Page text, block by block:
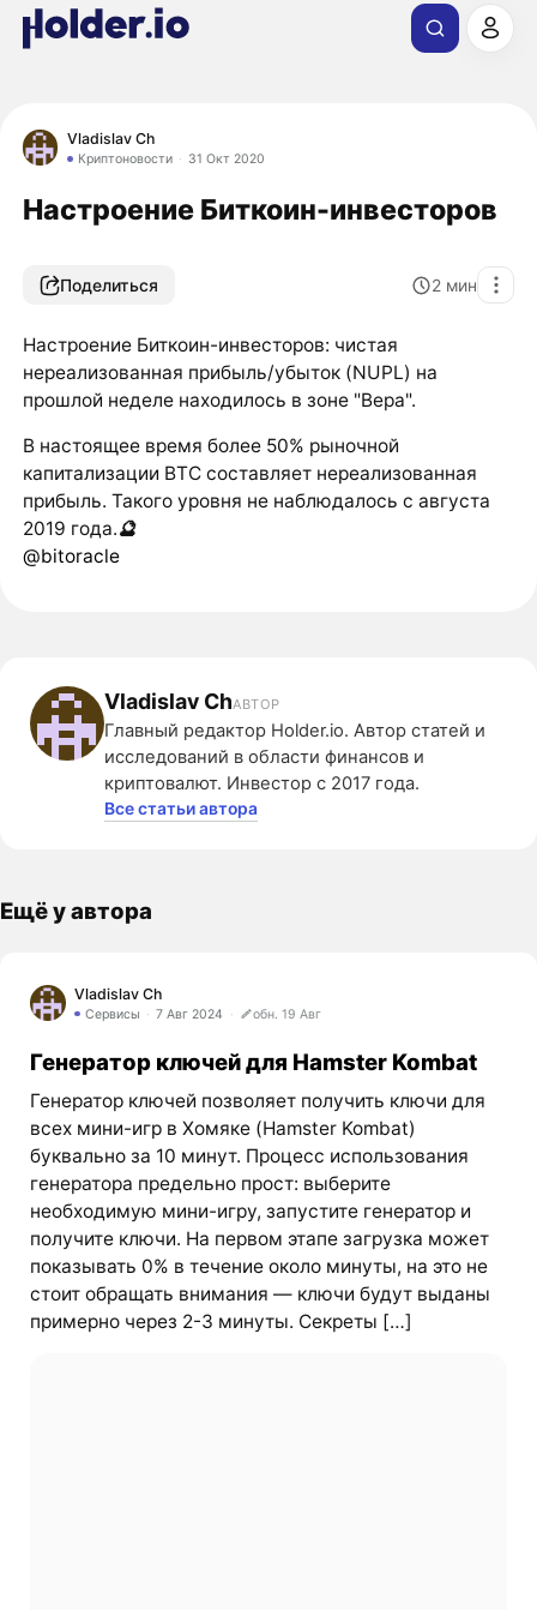
Vladislav Ch
Криптоновости 31 Окт 2020
Настроение Биткоин-инвесторов
Поделиться 2 мин
Настроение Биткоин-инвесторов: чистая
нереализованная прибыль/убыток (NUPL) на
прошлой неделе находилось в зоне "Вера".
В настоящее время более 50% рыночной
капитализации BTC составляет нереализованная
прибыль. Такого уровня не наблюдалось с августа
2019 года.🔮
@bitoracle
Vladislav ChАВТОР
Главный редактор Holder.io. Автор статей и
исследований в области финансов и
криптовалют. Инвестор с 2017 года.
Все статьи автора
Ещё у автора
Vladislav Ch
Сервисы 7 Авг 2024 обн. 19 Авг
Генератор ключей для Hamster Kombat
Генератор ключей позволяет получить ключи для
всех мини-игр в Хомяке (Hamster Kombat)
буквально за 10 минут. Процесс использования
генератора предельно прост: выберите
необходимую мини-игру, запустите генератор и
получите ключи. На первом этапе загрузка может
показывать 0% в течение около минуты, на это не
стоит обращать внимания — ключи будут выданы
примерно через 2-3 минуты. Секреты […]